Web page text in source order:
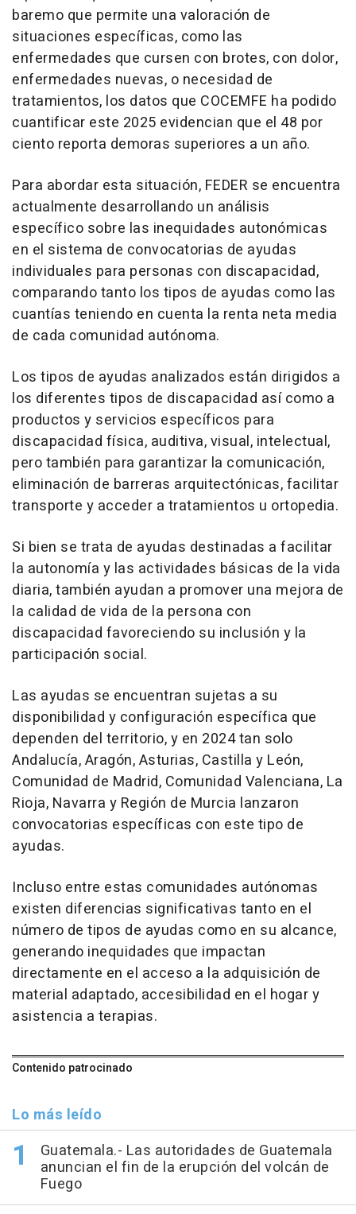
baremo que permite una valoración de
situaciones específicas, como las
enfermedades que cursen con brotes, con dolor,
enfermedades nuevas, o necesidad de
tratamientos, los datos que COCEMFE ha podido
cuantificar este 2025 evidencian que el 48 por
ciento reporta demoras superiores a un año.
Para abordar esta situación, FEDER se encuentra
actualmente desarrollando un análisis
específico sobre las inequidades autonómicas
en el sistema de convocatorias de ayudas
individuales para personas con discapacidad,
comparando tanto los tipos de ayudas como las
cuantías teniendo en cuenta la renta neta media
de cada comunidad autónoma.
Los tipos de ayudas analizados están dirigidos a
los diferentes tipos de discapacidad así como a
productos y servicios específicos para
discapacidad física, auditiva, visual, intelectual,
pero también para garantizar la comunicación,
eliminación de barreras arquitectónicas, facilitar
transporte y acceder a tratamientos u ortopedia.
Si bien se trata de ayudas destinadas a facilitar
la autonomía y las actividades básicas de la vida
diaria, también ayudan a promover una mejora de
la calidad de vida de la persona con
discapacidad favoreciendo su inclusión y la
participación social.
Las ayudas se encuentran sujetas a su
disponibilidad y configuración específica que
dependen del territorio, y en 2024 tan solo
Andalucía, Aragón, Asturias, Castilla y León,
Comunidad de Madrid, Comunidad Valenciana, La
Rioja, Navarra y Región de Murcia lanzaron
convocatorias específicas con este tipo de
ayudas.
Incluso entre estas comunidades autónomas
existen diferencias significativas tanto en el
número de tipos de ayudas como en su alcance,
generando inequidades que impactan
directamente en el acceso a la adquisición de
material adaptado, accesibilidad en el hogar y
asistencia a terapias.
Contenido patrocinado
Lo más leído
Guatemala.- Las autoridades de Guatemala
anuncian el fin de la erupción del volcán de
Fuego